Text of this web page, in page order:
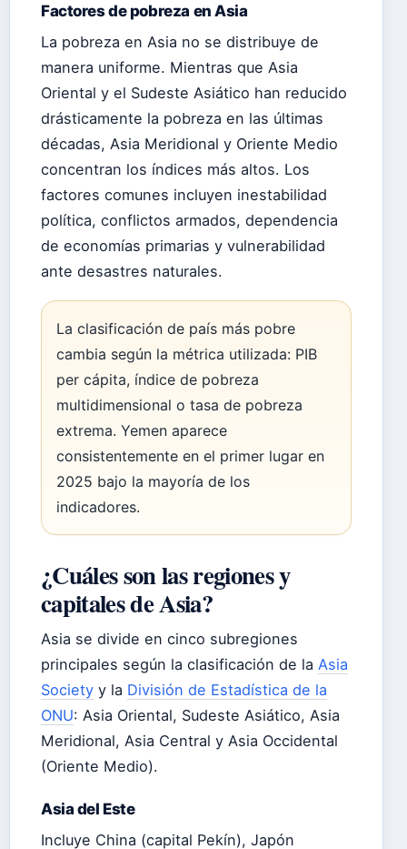
Factores de pobreza en Asia
La pobreza en Asia no se distribuye de
manera uniforme. Mientras que Asia
Oriental y el Sudeste Asiático han reducido
drásticamente la pobreza en las últimas
décadas, Asia Meridional y Oriente Medio
concentran los índices más altos. Los
factores comunes incluyen inestabilidad
política, conflictos armados, dependencia
de economías primarias y vulnerabilidad
ante desastres naturales.
La clasificación de país más pobre
cambia según la métrica utilizada: PIB
per cápita, índice de pobreza
multidimensional o tasa de pobreza
extrema. Yemen aparece
consistentemente en el primer lugar en
2025 bajo la mayoría de los
indicadores.
¿Cuáles son las regiones y
capitales de Asia?
Asia se divide en cinco subregiones
principales según la clasificación de la Asia
Society y la División de Estadística de la
ONU: Asia Oriental, Sudeste Asiático, Asia
Meridional, Asia Central y Asia Occidental
(Oriente Medio).
Asia del Este
Incluye China (capital Pekín), Japón